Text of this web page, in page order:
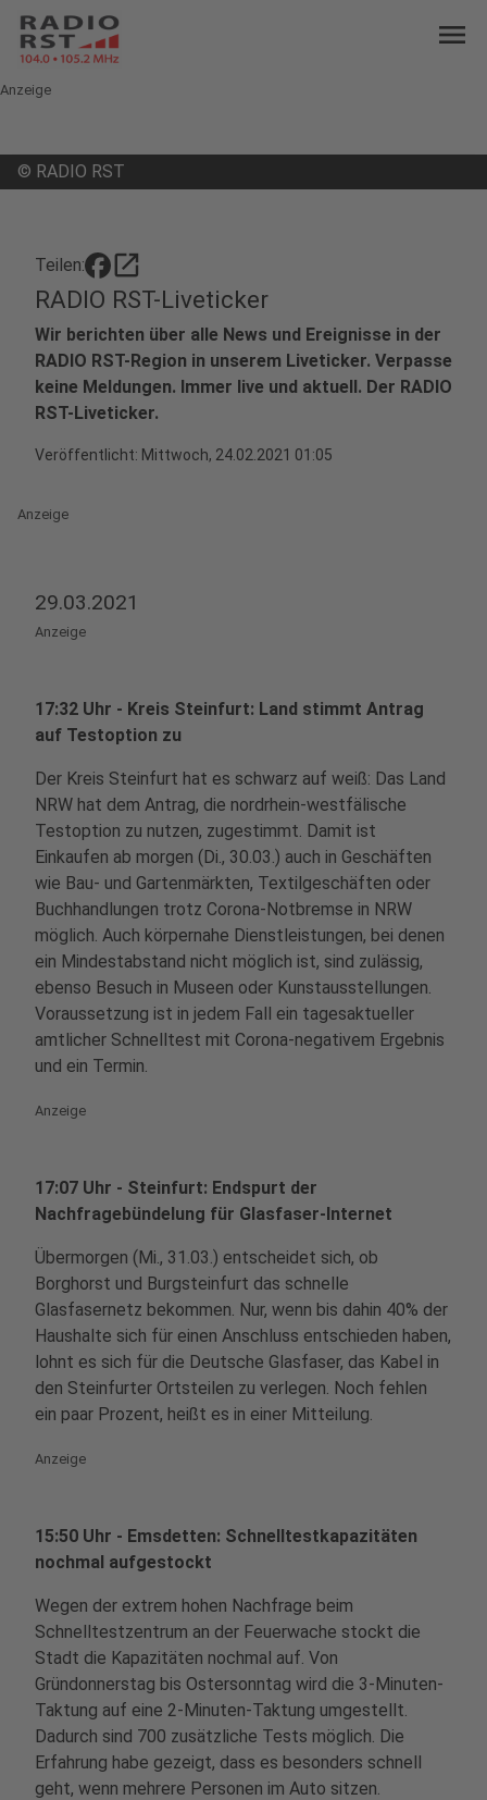
menu
Anzeige
© RADIO RST
Teilen: open_in_new
RADIO RST-Liveticker
Wir berichten über alle News und Ereignisse in der
RADIO RST-Region in unserem Liveticker. Verpasse
keine Meldungen. Immer live und aktuell. Der RADIO
RST-Liveticker.
Veröffentlicht: Mittwoch, 24.02.2021 01:05
Anzeige
29.03.2021
Anzeige
17:32 Uhr - Kreis Steinfurt: Land stimmt Antrag
auf Testoption zu
Der Kreis Steinfurt hat es schwarz auf weiß: Das Land
NRW hat dem Antrag, die nordrhein-westfälische
Testoption zu nutzen, zugestimmt. Damit ist
Einkaufen ab morgen (Di., 30.03.) auch in Geschäften
wie Bau- und Gartenmärkten, Textilgeschäften oder
Buchhandlungen trotz Corona-Notbremse in NRW
möglich. Auch körpernahe Dienstleistungen, bei denen
ein Mindestabstand nicht möglich ist, sind zulässig,
ebenso Besuch in Museen oder Kunstausstellungen.
Voraussetzung ist in jedem Fall ein tagesaktueller
amtlicher Schnelltest mit Corona-negativem Ergebnis
und ein Termin.
Anzeige
17:07 Uhr - Steinfurt: Endspurt der
Nachfragebündelung für Glasfaser-Internet
Übermorgen (Mi., 31.03.) entscheidet sich, ob
Borghorst und Burgsteinfurt das schnelle
Glasfasernetz bekommen. Nur, wenn bis dahin 40% der
Haushalte sich für einen Anschluss entschieden haben,
lohnt es sich für die Deutsche Glasfaser, das Kabel in
den Steinfurter Ortsteilen zu verlegen. Noch fehlen
ein paar Prozent, heißt es in einer Mitteilung.
Anzeige
15:50 Uhr - Emsdetten: Schnelltestkapazitäten
nochmal aufgestockt
Wegen der extrem hohen Nachfrage beim
Schnelltestzentrum an der Feuerwache stockt die
Stadt die Kapazitäten nochmal auf. Von
Gründonnerstag bis Ostersonntag wird die 3-Minuten-
Taktung auf eine 2-Minuten-Taktung umgestellt.
Dadurch sind 700 zusätzliche Tests möglich. Die
Erfahrung habe gezeigt, dass es besonders schnell
geht, wenn mehrere Personen im Auto sitzen.